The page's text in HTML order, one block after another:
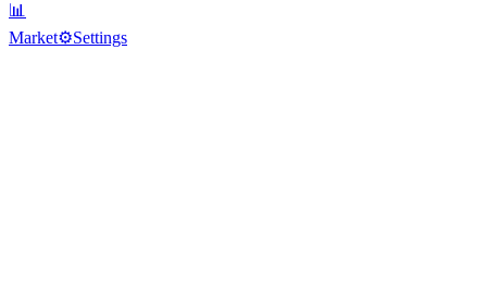
📊
Market⚙️Settings